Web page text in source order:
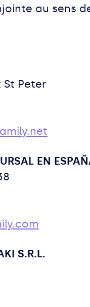
au sens
St Peter
EN
S.R.L.